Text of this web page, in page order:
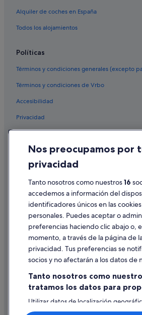
Alquiler de coches en España
Todos los alojamientos
Políticas
Términos y condiciones generales (excepto
Términos y condiciones de Vrbo
Accesibilidad
Privacidad
Condiciones de uso
Información legal/contacto
Pautas sobre el contenido y cómo denunciar
Ayuda
Cancelar un vuelo
Cancelar una reserva de hotel o de un alquiler
Utilizar un cupón de Expedia
Documentos para viajes internacionales
Nos preocupamos por
privacidad
Tanto nosotros como nuestros16
accedemos a información del
identificadores únicos en las
personales. Puedes aceptar o
preferencias haciendo clic abajo o,
momento, a través de la página de
privacidad. Tus preferencias se
socios y no afectarán a los datos de
Tanto nosotros como
tratamos los datos para
Utilizar datos de localización
activamente las características del